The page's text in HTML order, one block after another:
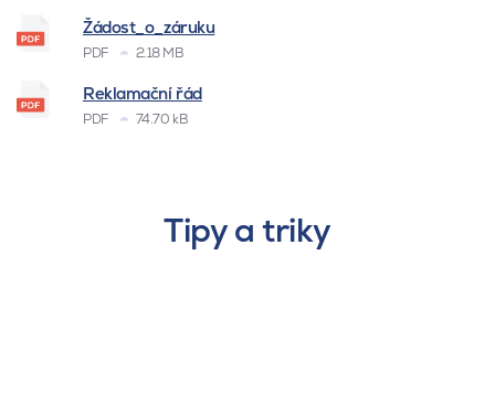
Žádost_o_záruku
PDF 2.18 MB
Reklamační řád
PDF 74.70 kB
Tipy a triky